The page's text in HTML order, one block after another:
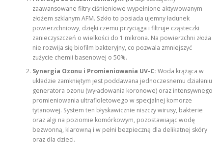
zaawansowane filtry ciśnieniowe wypełnione aktywowanym
złożem szklanym AFM. Szkło to posiada ujemny ładunek
powierzchniowy, dzięki czemu przyciąga i filtruje cząsteczki
zanieczyszczeń o wielkości do 1 mikrona. Na powierzchni złoża
nie rozwija się biofilm bakteryjny, co pozwala zmniejszyć
zużycie chemii basenowej o 50%.
Synergia Ozonu i Promieniowania UV-C: Woda krążąca w
układzie zamkniętym jest poddawana jednoczesnemu działaniu
generatora ozonu (wyładowania koronowe) oraz intensywnego
promieniowania ultrafioletowego w specjalnej komorze
tytanowej. System ten błyskawicznie niszczy wirusy, bakterie
oraz algi na poziomie komórkowym, pozostawiając wodę
bezwonną, klarowną i w pełni bezpieczną dla delikatnej skóry
oraz dla dzieci.